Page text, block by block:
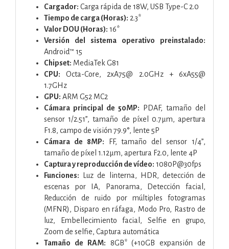
Cargador: Carga rápida de 18W, USB Type-C 2.0
Tiempo de carga (Horas): 2.3*
Valor DOU (Horas): 16*
Versión del sistema operativo preinstalado:
Android™ 15
Chipset: MediaTek G81
CPU: Octa-Core, 2xA75@ 2.0GHz + 6xA55@
1.7GHz
GPU: ARM G52 MC2
Cámara principal de 50MP: PDAF, tamaño del
sensor 1/2.51”, tamaño de píxel 0.7μm, apertura
F1.8, campo de visión 79.9°, lente 5P
Cámara de 8MP: FF, tamaño del sensor 1/4”,
tamaño de píxel 1.12μm, apertura F2.0, lente 4P
Captura y reproducción de vídeo: 1080P@30fps
Funciones: Luz de linterna, HDR, detección de
escenas por IA, Panorama, Detección facial,
Reducción de ruido por múltiples fotogramas
(MFNR), Disparo en ráfaga, Modo Pro, Rastro de
luz, Embellecimiento facial, Selfie en grupo,
Zoom de selfie, Captura automática
Tamaño de RAM: 8GB* (+10GB expansión de